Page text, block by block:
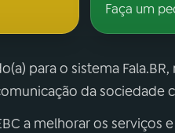
Faça um
para o sistema
da sociedade
a melhorar os